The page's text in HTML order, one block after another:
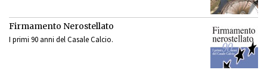
Firmamento Nerostellato
I primi 90 anni del Casale Calcio.